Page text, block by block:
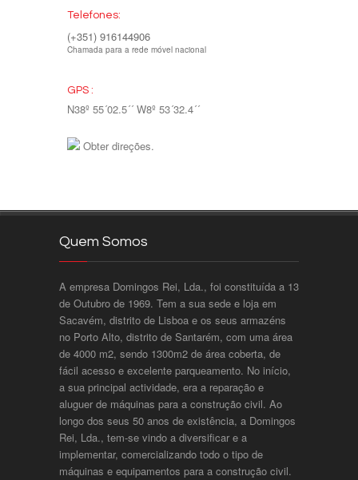
Telefones:
(+351) 916144906
Chamada para a rede móvel nacional
GPS :
N38º 55´02.5´´ W8º 53´32.4´´
Obter direções.
Quem Somos
A empresa Domingos Rei, Lda., foi constituída a 13
de Outubro de 1969. Tem a sua sede e loja em
Sacavém, distrito de Lisboa e os seus armazéns
no Porto Alto, distrito de Santarém, com uma área
de 4000 m2, sendo 1300m2 de área coberta, de
fácil acesso e excelente parqueamento. No início,
a sua principal actividade, era a reparação e
aluguer de máquinas para a construção civil. Ao
longo dos seus 50 anos de existência, a Domingos
Rei, Lda., tem-se vindo a diversificar e a
implementar, comercializando todo o tipo de
máquinas e equipamentos para a construção civil.